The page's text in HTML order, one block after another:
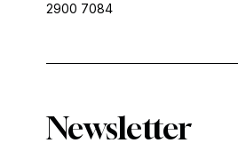
2900 7084
Newsletter